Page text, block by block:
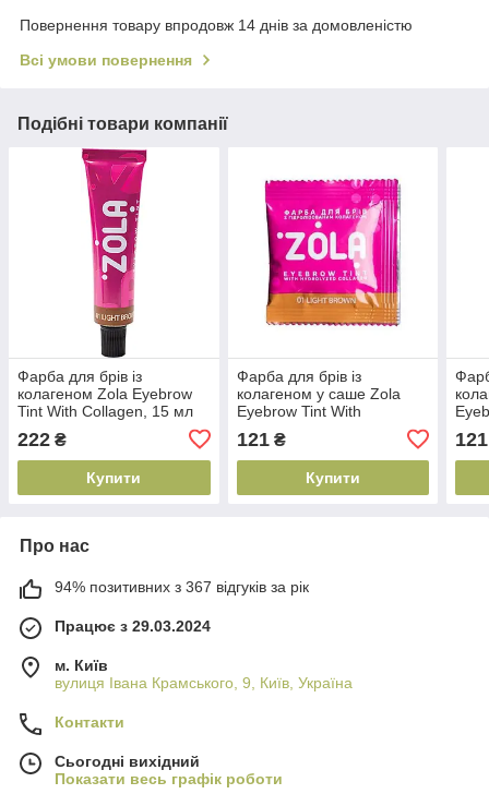
Повернення товару впродовж 14 днів за домовленістю
Всі умови повернення
Подібні товари компанії
Фарба для брів із
колагеном Zola Eyebrow
Tint With Collagen, 15 мл
222 ₴
Купити
Фарба для брів із
колагеном у саше Zola
Eyebrow Tint With
(4820227160440)
121₴
Купити
121
Про нас
94% позитивних з 367 відгуків за рік
Працює з 29.03.2024
м. Київ
вулиця Івана Крамського, 9, Київ, Україна
Контакти
Сьогодні вихідний
Показати весь графік роботи